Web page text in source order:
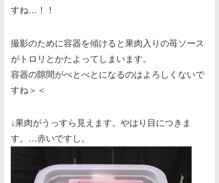
すね…！！
撮影のために容器を傾けると果肉入りの苺ソース
がトロリとかたよってしまいます。
容器の隙間がべとべとになるのはよろしくないで
すね＞＜
↓果肉がうっすら見えます。やはり目につきま
す。…赤いですし。